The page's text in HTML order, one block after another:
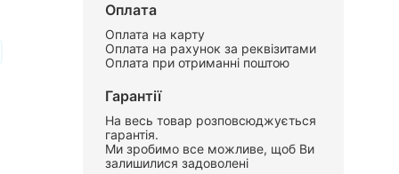
Оплата
Оплата на карту
Оплата на рахунок за реквізитами
Оплата при отриманні поштою
Гарантії
На весь товар розповсюджується
гарантія.
Ми зробимо все можливе, щоб Ви
залишилися задоволені